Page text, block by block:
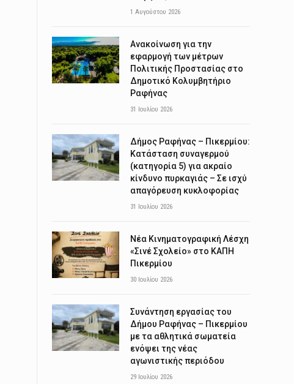
1 Αυγούστου 2026
Ανακοίνωση για την
εφαρμογή των μέτρων
Πολιτικής Προστασίας στο
Δημοτικό Κολυμβητήριο
Ραφήνας
31 Ιουλίου 2026
Δήμος Ραφήνας – Πικερμίου:
Κατάσταση συναγερμού
(κατηγορία 5) για ακραίο
κίνδυνο πυρκαγιάς – Σε ισχύ
απαγόρευση κυκλοφορίας
31 Ιουλίου 2026
Νέα Κινηματογραφική Λέσχη
«Σινέ Σχολείο» στο ΚΑΠΗ
Πικερμίου
30 Ιουλίου 2026
Συνάντηση εργασίας του
Δήμου Ραφήνας – Πικερμίου
με τα αθλητικά σωματεία
ενόψει της νέας
αγωνιστικής περιόδου
29 Ιουλίου 2026